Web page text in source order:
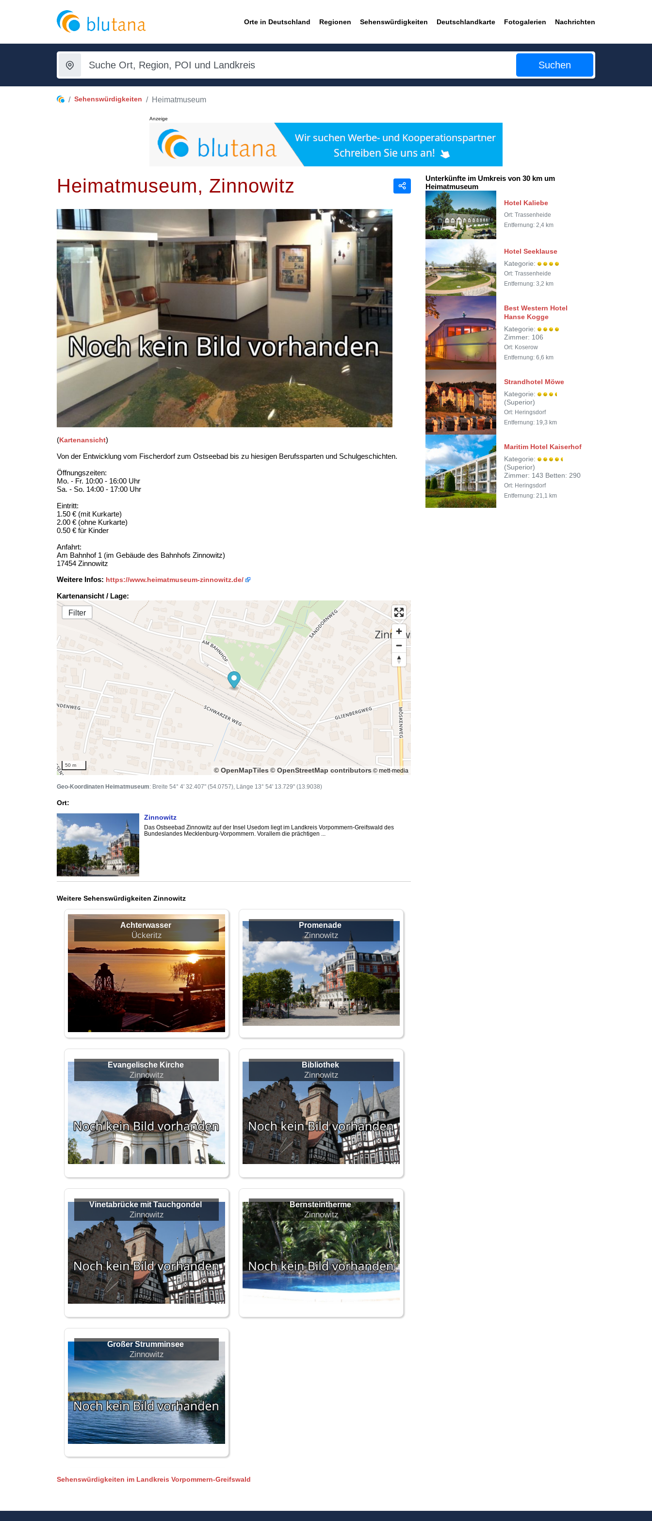
Orte in Deutschland Regionen Sehenswürdigkeiten Deutschlandkarte Fotogalerien Nachrichten
Suchen
Sehenswürdigkeiten Heimatmuseum
Anzeige
Heimatmuseum, Zinnowitz Teilen
(Kartenansicht)
Von der Entwicklung vom Fischerdorf zum Ostseebad bis zu hiesigen Berufssparten und Schulgeschichten.
Öffnungszeiten:
Mo. - Fr. 10:00 - 16:00 Uhr
Sa. - So. 14:00 - 17:00 Uhr
Eintritt:
1.50 € (mit Kurkarte)
2.00 € (ohne Kurkarte)
0.50 € für Kinder
Anfahrt:
Am Bahnhof 1 (im Gebäude des Bahnhofs Zinnowitz)
17454 Zinnowitz
Weitere Infos: https://www.heimatmuseum-zinnowitz.de/
Kartenansicht / Lage:
Filter
50 m
© OpenMapTiles © OpenStreetMap contributors© mett-media
Geo-Koordinaten Heimatmuseum: Breite 54° 4' 32.407" (54.0757), Länge 13° 54' 13.729" (13.9038)
Ort:
Zinnowitz
Das Ostseebad Zinnowitz auf der Insel Usedom liegt im Landkreis Vorpommern-Greifswald des
Bundeslandes Mecklenburg-Vorpommern. Vorallem die prächtigen ...
Weitere Sehenswürdigkeiten Zinnowitz
Achterwasser
Ückeritz
Evangelische Kirche
Zinnowitz
Vinetabrücke mit Tauchgondel
Zinnowitz
Großer Strumminsee
Zinnowitz
Promenade
Zinnowitz
Bibliothek
Zinnowitz
Bernsteintherme
Zinnowitz
Sehenswürdigkeiten im Landkreis Vorpommern-Greifswald
Unterkünfte im Umkreis von 30 km um
Heimatmuseum
Hotel Kaliebe
Ort: Trassenheide
Entfernung: 2,4 km
Hotel Seeklause
Kategorie:
Ort: Trassenheide
Entfernung: 3,2 km
Best Western Hotel
Hanse Kogge
Kategorie:
Zimmer: 106
Ort: Koserow
Entfernung: 6,6 km
Strandhotel Möwe
Kategorie:
(Superior)
Ort: Heringsdorf
Entfernung: 19,3 km
Maritim Hotel Kaiserhof
Kategorie:
(Superior)
Zimmer: 143 Betten: 290
Ort: Heringsdorf
Entfernung: 21,1 km